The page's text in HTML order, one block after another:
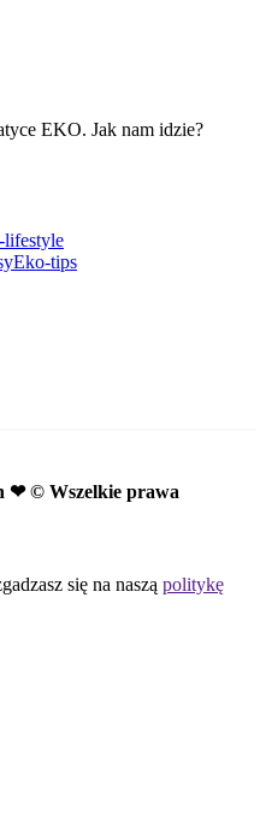
EKO. Jak nam idzie?
lifestyle
Eko-tips
❤ © Wszelkie prawa
się na naszą politykę